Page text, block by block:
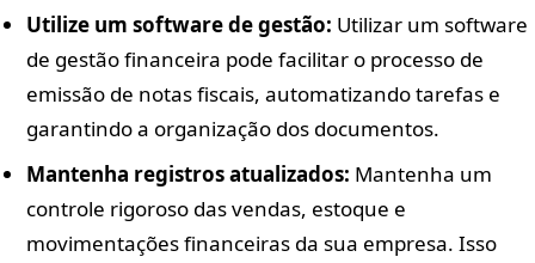
Utilize um software de gestão: Utilizar um software
de gestão financeira pode facilitar o processo de
emissão de notas fiscais, automatizando tarefas e
garantindo a organização dos documentos.
Mantenha registros atualizados: Mantenha um
controle rigoroso das vendas, estoque e
movimentações financeiras da sua empresa. Isso